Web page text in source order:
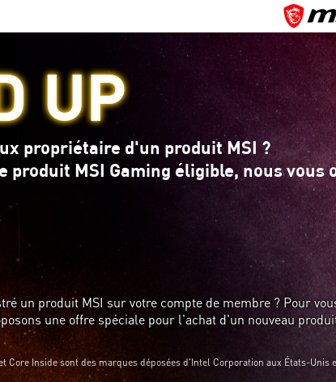
UP
propriétaire d'un produit MSI ?
MSI Gaming éligible, nous vous
un produit MSI sur votre compte de membre ? Pour
une offre spéciale pour l'achat d'un nouveau
Core Inside sont des marques déposées d'Intel Corporation aux États-Unis